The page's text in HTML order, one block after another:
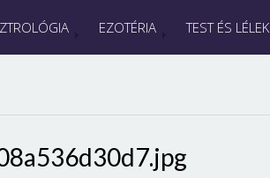
EZOTÉRIA TEST ÉS LÉLEK